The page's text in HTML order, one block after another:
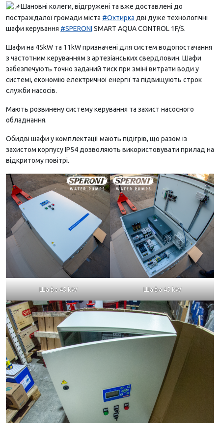
Шановні колеги, відгружені та вже доставлені до
постраждалої громади міста #Охтирка дві дуже технологічні
шафи керування #SPERONI SMART AQUA CONTROL 1F/S.
Шафи на 45kW та 11kW призначені для систем водопостачання
з частотним керуванням з артезіанських свердловин. Шафи
забезпечують точно заданий тиск при зміні витрати води у
системі, економію електричної енергії та підвищують строк
служби насосів.
Мають розвинену систему керування та захист насосного
обладнання.
Обидві шафи укомплектації мають підігрів, що разом із
захистом корпусу IP54 дозволяють використовувати прилад на
відкритому повітрі.
Шафа 45 kW Шафа 45 kW